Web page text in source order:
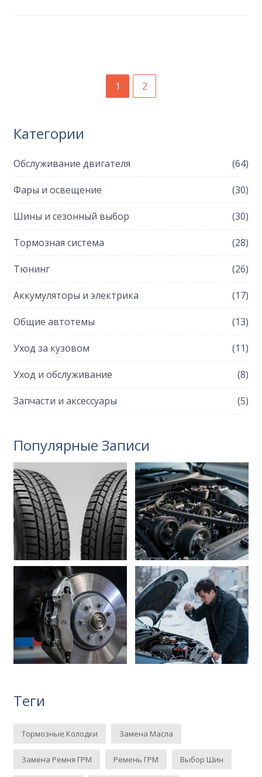
1 2
Категории
Обслуживание двигателя (64)
Фары и освещение (30)
Шины и сезонный выбор (30)
Тормозная система (28)
Тюнинг (26)
Аккумуляторы и электрика (17)
Общие автотемы (13)
Уход за кузовом (11)
Уход и обслуживание (8)
Запчасти и аксессуары (5)
Популярные Записи
Теги
Тормозные Колодки Замена Масла
Замена Ремня ГРМ Ремень ГРМ Выбор Шин